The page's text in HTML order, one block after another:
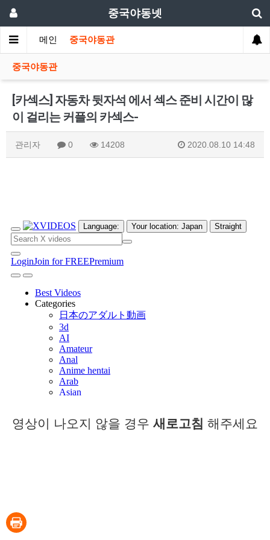
중국야동넷
메인 중국야동관
중국야동관
[카섹스] 자동차 뒷자석 에서 섹스 준비 시간이 많
이 걸리는 커플의 카섹스-
관리자 0 14208 2020.08.10 14:48
영상이 나오지 않을 경우 새로고침 해주세요